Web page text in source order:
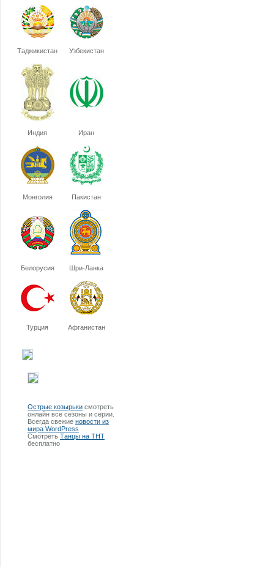
Таджикистан Узбекистан
Индия Иран
Монголия Пакистан
Белорусия Шри-Ланка
Турция Афганистан
Острые козырьки смотреть
онлайн все сезоны и серии.
Всегда свежие новости из
мира WordPress
Смотреть Танцы на ТНТ
бесплатно